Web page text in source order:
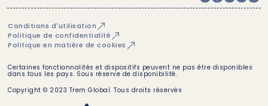
Conditions d'utilisation
Politique de confidentialité
Politique en matière de cookies
Certaines fonctionnalités et dispositifs peuvent ne pas être disponibles
dans tous les pays. Sous réserve de disponibilité.
Copyright © 2023 Trem Global. Tous droits réservés